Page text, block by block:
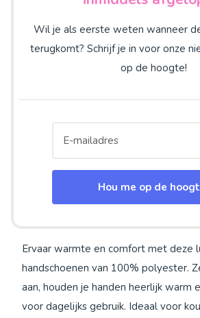
Wil je als eerste weten wanneer
terugkomt? Schrijf je in voor onze
op de hoogte!
Hou me op de
Ervaar warmte en comfort met deze
handschoenen van 100% polyester.
aan, houden je handen heerlijk warm
voor dagelijks gebruik. Ideaal voor